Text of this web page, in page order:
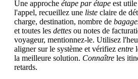
Une approche étape par étape est utile
l'appel, recueillez une liste claire de
charge, destination, nombre de
et toutes les dettes ou notes de
voyageur, mentionnez-le. Utilisez
aligner sur le système et vérifiez entre
la meilleure solution. Connaître les
retards.